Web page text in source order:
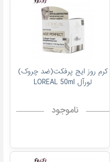
کرم روز ایج پرفکت(ضد چروک)
لورآل LOREAL 50ml
ناموجود